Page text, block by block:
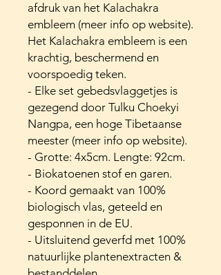
afdruk van het Kalachakra
embleem (meer info op website).
Het Kalachakra embleem is een
krachtig, beschermend en
voorspoedig teken.
- Elke set gebedsvlaggetjes is
gezegend door Tulku Choekyi
Nangpa, een hoge Tibetaanse
meester (meer info op website).
- Grotte: 4x5cm. Lengte: 92cm.
- Biokatoenen stof en garen.
- Koord gemaakt van 100%
biologisch vlas, geteeld en
gesponnen in de EU.
- Uitsluitend geverfd met 100%
natuurlijke plantenextracten &